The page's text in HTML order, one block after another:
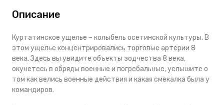
Описание
Куртатинское ущелье – колыбель осетинской культуры. В
этом ущелье концентрировались торговые артерии 8
века. Здесь вы увидите объекты зодчества 8 века,
окунетесь в обряды военные и погребальные, услышите о
том как велись военные действия и какая смекалка была у
командиров.